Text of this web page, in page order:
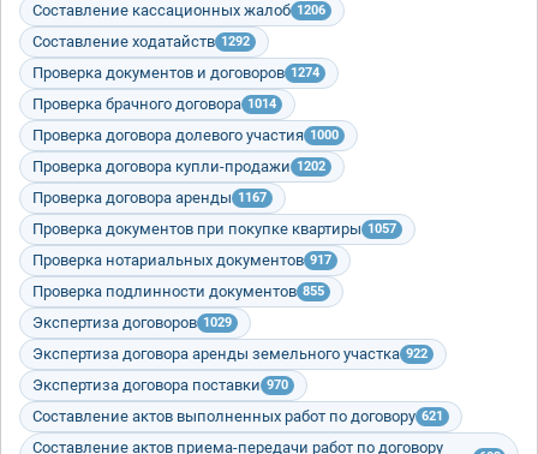
Составление кассационных жалоб 1206
Составление ходатайств 1292
Проверка документов и договоров 1274
Проверка брачного договора 1014
Проверка договора долевого участия 1000
Проверка договора купли-продажи 1202
Проверка договора аренды 1167
Проверка документов при покупке квартиры 1057
Проверка нотариальных документов 917
Проверка подлинности документов 855
Экспертиза договоров 1029
Экспертиза договора аренды земельного участка 922
Экспертиза договора поставки 970
Составление актов выполненных работ по договору 621
Составление актов приема-передачи работ по договору